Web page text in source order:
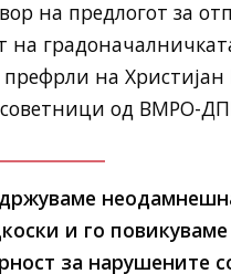
на предлогот за
на
префрли на
советници од ВМРО-
и го
за нарушените